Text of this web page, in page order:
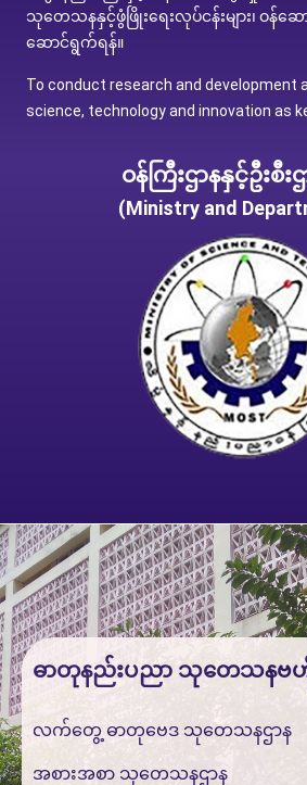
သုတေသနနှင့်ဖွံဖြိုးရေးလုပ်ငန်းများ၊ ဝန်ဆေ
ဆောင်ရွက်ရန်။
To conduct research and development
science, technology and innovation as
ဝန်ကြီးဌာနနှင့်ဦးစီးဌ
(Ministry and
ဓာတုနည်းပညာ သုတေသနဗ
လက်တွေ့ ဓာတုဗေဒ သုတေသနဌာန
အစားအစာ သုတေသနဌာန